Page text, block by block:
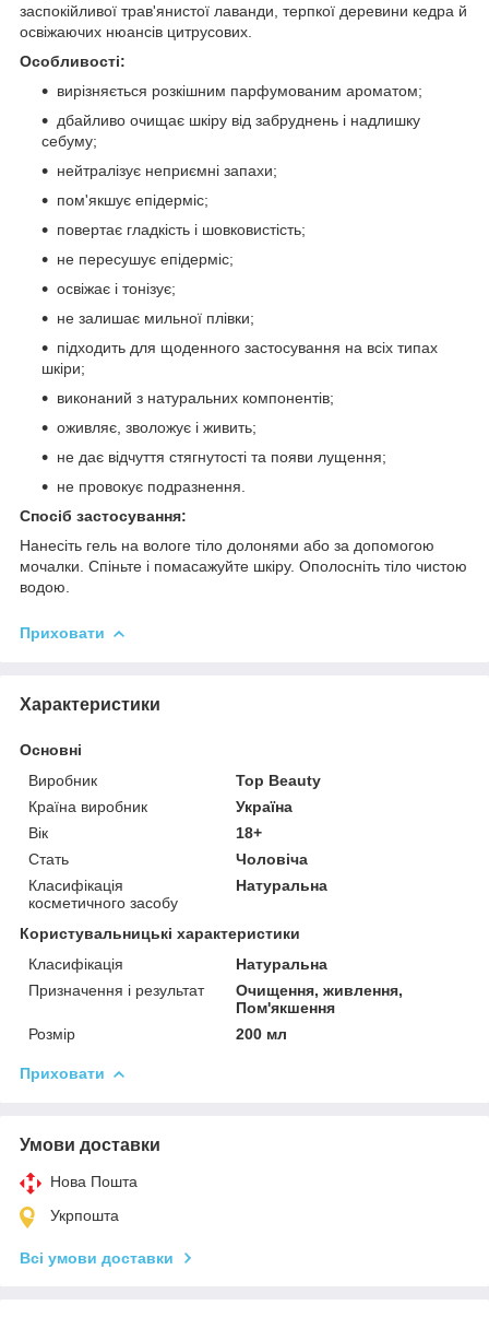
заспокійливої трав'янистої лаванди, терпкої деревини кедра й
освіжаючих нюансів цитрусових.
Особливості:
вирізняється розкішним парфумованим ароматом;
дбайливо очищає шкіру від забруднень і надлишку
себуму;
нейтралізує неприємні запахи;
пом'якшує епідерміс;
повертає гладкість і шовковистість;
не пересушує епідерміс;
освіжає і тонізує;
не залишає мильної плівки;
підходить для щоденного застосування на всіх типах
шкіри;
виконаний з натуральних компонентів;
оживляє, зволожує і живить;
не дає відчуття стягнутості та появи лущення;
не провокує подразнення.
Спосіб застосування:
Нанесіть гель на вологе тіло долонями або за допомогою
мочалки. Спіньте і помасажуйте шкіру. Ополосніть тіло чистою
водою.
Приховати
Характеристики
Основні
Виробник
Top Beauty
Країна виробник
Україна
Вік
18+
Стать
Чоловіча
Класифікація
косметичного засобу
Натуральна
Користувальницькі характеристики
Класифікація
Натуральна
Призначення і результат
Очищення, живлення,
Пом'якшення
Розмір
200 мл
Приховати
Умови доставки
Нова Пошта
Укрпошта
Всі умови доставки